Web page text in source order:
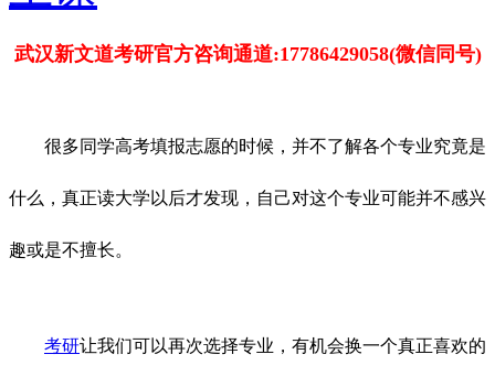
武汉新文道考研官方咨询通道:17786429058(微信同号)
很多同学高考填报志愿的时候，并不了解各个专业究竟是
什么，真正读大学以后才发现，自己对这个专业可能并不感兴
趣或是不擅长。
考研让我们可以再次选择专业，有机会换一个真正喜欢的